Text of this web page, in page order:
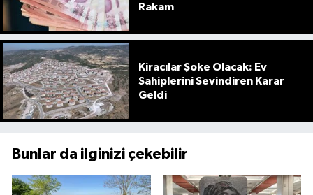
Rakam
Kiracılar Şoke Olacak: Ev
Sahiplerini Sevindiren Karar
Geldi
Bunlar da ilginizi çekebilir